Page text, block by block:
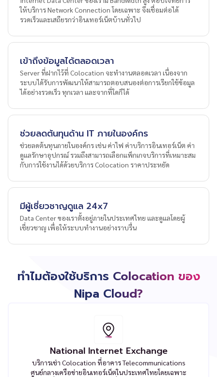
ให้บริการ Network Connection โดยเฉพาะ จึงเชื่อมต่อได้
รวดเร็วและเสถียรกว่าอินเทอร์เน็ตบ้านทั่วไป
เข้าถึงข้อมูลได้ตลอดเวลา
Server ที่ฝากไว้ที่ Colocation จะทำงานตลอดเวลา เนื่องจาก
ระบบได้รับการพัฒนาให้สามารถตอบสนองต่อการเรียกใช้ข้อมูล
ได้อย่างรวดเร็ว ทุกเวลา และจากที่ใดก็ได้
ช่วยลดต้นทุนด้าน IT ภายในองค์กร
ช่วยลดต้นทุนภายในองค์กร เช่น ค่าไฟ ค่าบริการอินเทอร์เน็ต ค่า
ดูแลรักษาอุปกรณ์ รวมถึงสามารถเลือกแพ็กเกจบริการที่เหมาะสม
กับการใช้งานได้ด้วยบริการ Colocation ราคาประหยัด
มีผู้เชี่ยวชาญดูแล 24x7
Data Center ของเราตั้งอยู่ภายในประเทศไทย และดูแลโดยผู้
เชี่ยวชาญ เพื่อให้ระบบทำงานอย่างราบรื่น
ทำไมต้องใช้บริการ Colocation ของ
Nipa Cloud?
National Internet Exchange
บริการเช่า Colocation ที่อาคาร Telecommunications
ศูนย์กลางเครือข่ายอินเทอร์เน็ตในประเทศไทยโดยเฉพาะ